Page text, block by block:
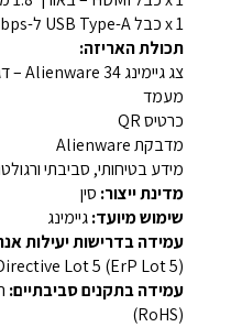
1 x כבל ‎USB Type-A‎ ל-‎Type-B‎ ‎5Gbps‎ – באורך ‎1.8‎ מטר
תכולת האריזה:
צג גיימינג ‎Alienware 34‎ – דגם ‎AW3425DWM‎
מעמד
כרטיס ‎QR‎
מדבקת ‎Alienware‎
מידע בטיחותי, סביבתי
מדינת ייצור: סין
שימוש מיועד:גיימינג
עמידה בדרישות יעילות
Lot 5 (ErP Lot 5)‎
עמידה בתקנים סביבתיים:
‎(RoHS)‎